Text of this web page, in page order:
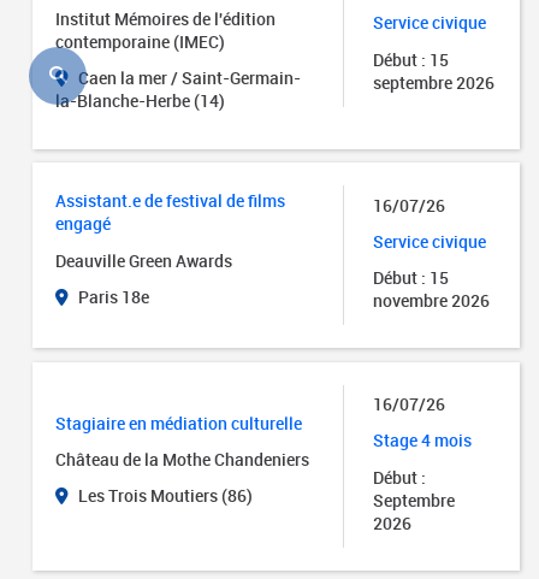
Institut Mémoires de l'édition
contemporaine (IMEC)
Caen la mer / Saint-Germain-
la-Blanche-Herbe (14)
Service civique
Début : 15
septembre 2026
Assistant.e de festival de films
engagé
Deauville Green Awards
Paris 18e
16/07/26
Service civique
Début : 15
novembre 2026
Stagiaire en médiation culturelle
Château de la Mothe Chandeniers
Les Trois Moutiers (86)
16/07/26
Stage 4 mois
Début :
Septembre
2026